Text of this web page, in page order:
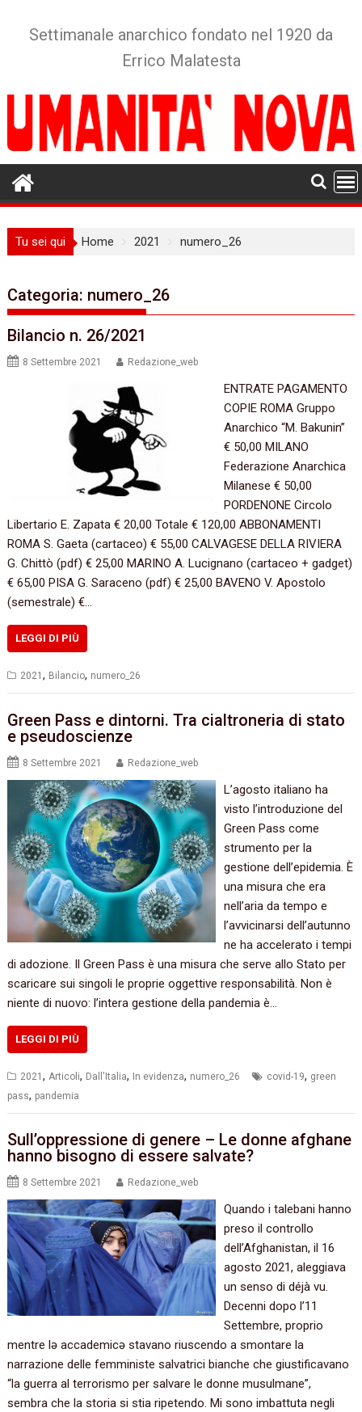
Settimanale anarchico fondato nel 1920 da
Errico Malatesta
Tu sei qui Home 2021 numero_26
Categoria: numero_26
Bilancio n. 26/2021
8 Settembre 2021 Redazione_web
ENTRATE PAGAMENTO
COPIE ROMA Gruppo
Anarchico “M. Bakunin”
€ 50,00 MILANO
Federazione Anarchica
Milanese € 50,00
PORDENONE Circolo
Libertario E. Zapata € 20,00 Totale € 120,00 ABBONAMENTI
ROMA S. Gaeta (cartaceo) € 55,00 CALVAGESE DELLA RIVIERA
G. Chittò (pdf) € 25,00 MARINO A. Lucignano (cartaceo + gadget)
€ 65,00 PISA G. Saraceno (pdf) € 25,00 BAVENO V. Apostolo
(semestrale) €…
LEGGI DI PIÙ
2021, Bilancio, numero_26
Green Pass e dintorni. Tra cialtroneria di stato
e pseudoscienze
8 Settembre 2021 Redazione_web
L’agosto italiano ha
visto l’introduzione del
Green Pass come
strumento per la
gestione dell’epidemia. È
una misura che era
nell’aria da tempo e
l’avvicinarsi dell’autunno
ne ha accelerato i tempi
di adozione. Il Green Pass è una misura che serve allo Stato per
scaricare sui singoli le proprie oggettive responsabilità. Non è
niente di nuovo: l’intera gestione della pandemia è…
LEGGI DI PIÙ
2021, Articoli, Dall'Italia, In evidenza, numero_26 covid-19, green
pass, pandemia
Sull’oppressione di genere – Le donne afghane
hanno bisogno di essere salvate?
8 Settembre 2021 Redazione_web
Quando i talebani hanno
preso il controllo
dell’Afghanistan, il 16
agosto 2021, aleggiava
un senso di déjà vu.
Decenni dopo l’11
Settembre, proprio
mentre lə accademicə stavano riuscendo a smontare la
narrazione delle femministe salvatrici bianche che giustificavano
“la guerra al terrorismo per salvare le donne musulmane”,
sembra che la storia si stia ripetendo. Mi sono imbattuta negli